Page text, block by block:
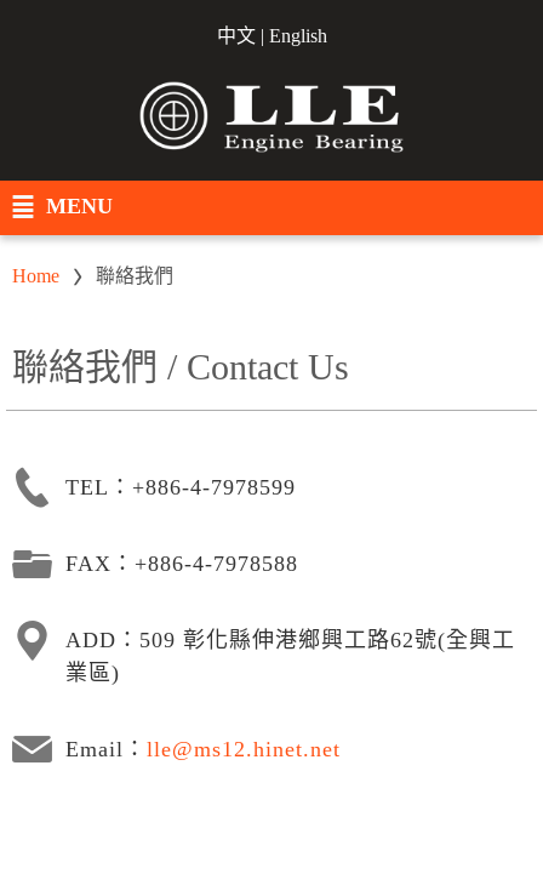
中文| English
MENU
Home 聯絡我們
聯絡我們 / Contact Us
TEL：+886-4-7978599
FAX：+886-4-7978588
ADD：509 彰化縣伸港鄉興工路62號(全興工
業區)
Email： lle@ms12.hinet.net